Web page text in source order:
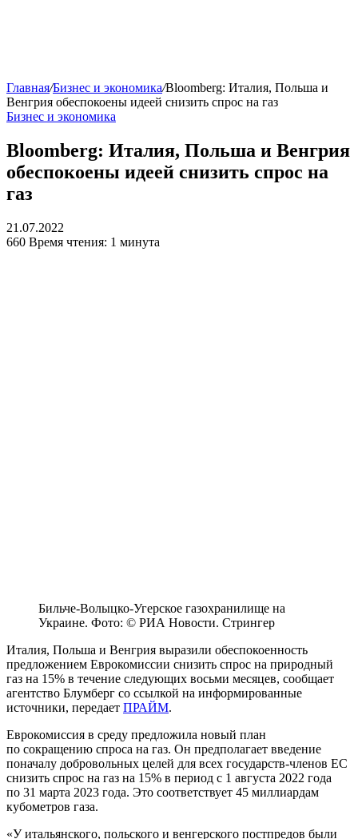
Главная/Бизнес и экономика/Bloomberg: Италия, Польша и
Венгрия обеспокоены идеей снизить спрос на газ
Бизнес и экономика
Bloomberg: Италия, Польша и Венгрия
обеспокоены идеей снизить спрос на
газ
21.07.2022
660 Время чтения: 1 минута
Бильче-Волыцко-Угерское газохранилище на
Украине. Фото: © РИА Новости. Стрингер
Италия, Польша и Венгрия выразили обеспокоенность
предложением Еврокомиссии снизить спрос на природный
газ на 15% в течение следующих восьми месяцев, сообщает
агентство Блумберг со ссылкой на информированные
источники, передает ПРАЙМ.
Еврокомиссия в среду предложила новый план
по сокращению спроса на газ. Он предполагает введение
поначалу добровольных целей для всех государств-членов ЕС
снизить спрос на газ на 15% в период с 1 августа 2022 года
по 31 марта 2023 года. Это соответствует 45 миллиардам
кубометров газа.
«У итальянского, польского и венгерского постпредов были